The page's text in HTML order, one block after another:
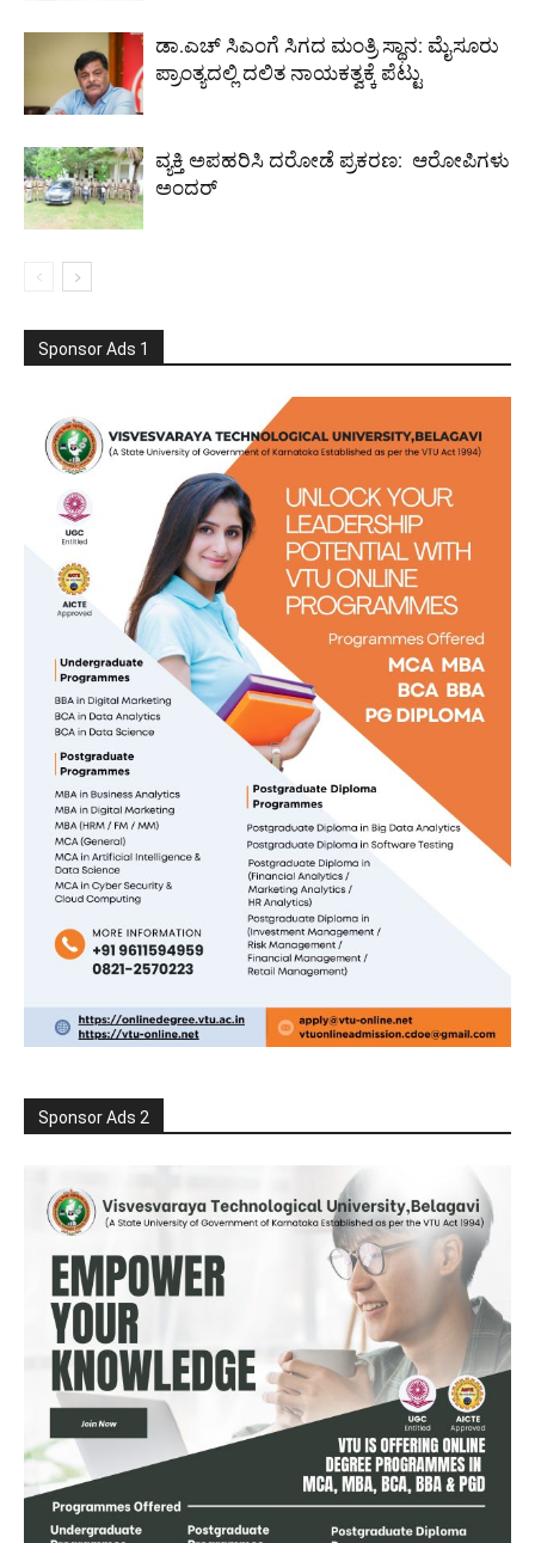
ಡಾ.ಎಚ್‌ ಸಿಎಂಗೆ ಸಿಗದ ಮಂತ್ರಿ ಸ್ಥಾನ: ಮೈಸೂರು
ಪ್ರಾಂತ್ಯದಲ್ಲಿ ದಲಿತ ನಾಯಕತ್ವಕ್ಕೆ ಪೆಟ್ಟು
ವ್ಯಕ್ತಿ ಅಪಹರಿಸಿ ದರೋಡೆ ಪ್ರಕರಣ: ಆರೋಪಿಗಳು
ಅಂದರ್
Sponsor Ads 1
Sponsor Ads 2